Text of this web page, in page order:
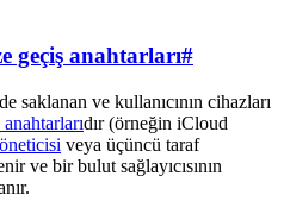
geçiş anahtarları#
saklanan ve kullanıcının cihazları
dır (örneğin iCloud
veya üçüncü taraf
ve bir bulut sağlayıcısının